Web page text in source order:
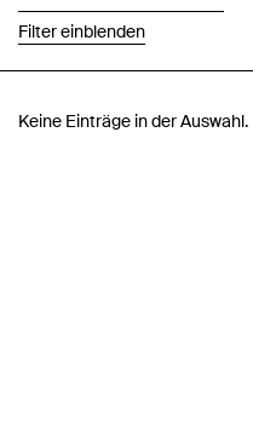
Filter einblenden
Keine Einträge in der Auswahl.